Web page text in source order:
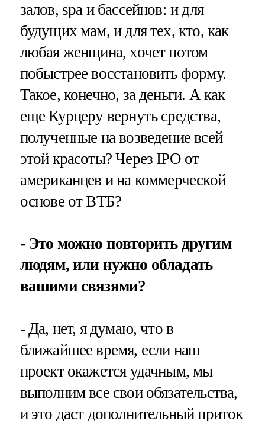
залов, spa и бассейнов: и для
будущих мам, и для тех, кто, как
любая женщина, хочет потом
побыстрее восстановить форму.
Такое, конечно, за деньги. А как
еще Курцеру вернуть средства,
полученные на возведение всей
этой красоты? Через IPO от
американцев и на коммерческой
основе от ВТБ?
- Это можно повторить другим
людям, или нужно обладать
вашими связями?
- Да, нет, я думаю, что в
ближайшее время, если наш
проект окажется удачным, мы
выполним все свои обязательства,
и это даст дополнительный приток